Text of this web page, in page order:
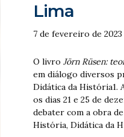
Lima
7 de fevereiro de 2023
O livro Jörn Rüsen:
em diálogo diversos
Didática da História1.
os dias 21 e 25 de
debater com a obra
História, Didática da